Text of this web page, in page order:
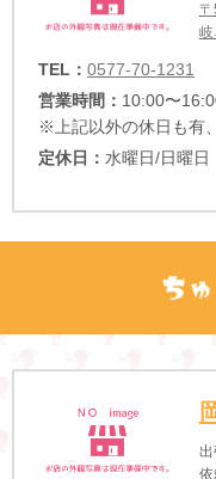
TEL： 0577-70-1231
営業時間： 10:00〜
※上記以外の休日も有
定休日： 水曜日/日曜日
出
依